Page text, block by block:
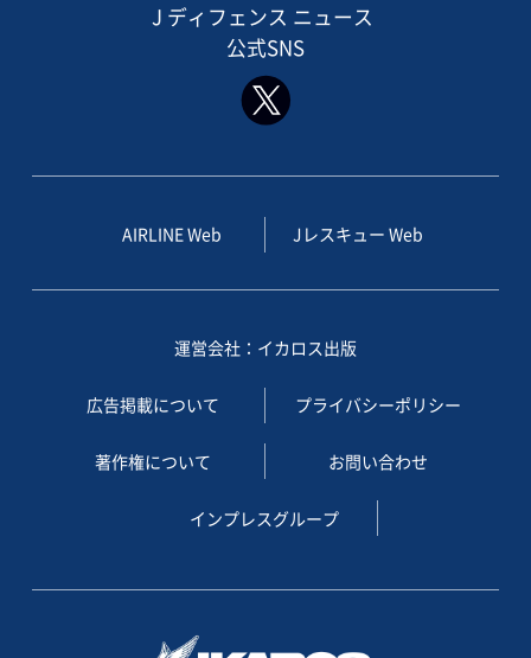
J ディフェンス ニュース
公式SNS
AIRLINE Web Jレスキュー Web
運営会社：イカロス出版
広告掲載について プライバシーポリシー
著作権について お問い合わせ
インプレスグループ